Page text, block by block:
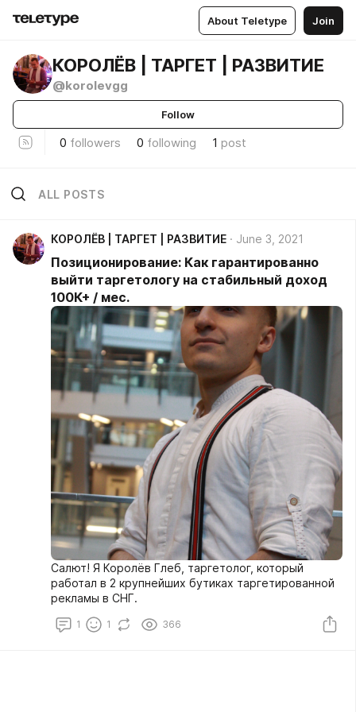
About Teletype Join
КОРОЛЁВ | ТАРГЕТ | РАЗВИТИЕ
@korolevgg
Follow
0 followers 0 following 1 post
ALL POSTS
КОРОЛЁВ | ТАРГЕТ | РАЗВИТИЕ June 3, 2021
Позиционирование: Как гарантированно
выйти таргетологу на стабильный доход
100К+ / мес.
Салют! Я Королёв Глеб, таргетолог, который
работал в 2 крупнейших бутиках таргетированной
рекламы в СНГ.
1 1 366